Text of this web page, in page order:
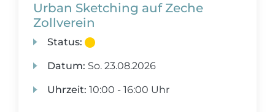
Urban Sketching auf Zeche
Zollverein
Status:
Datum: So. 23.08.2026
Uhrzeit: 10:00 - 16:00 Uhr